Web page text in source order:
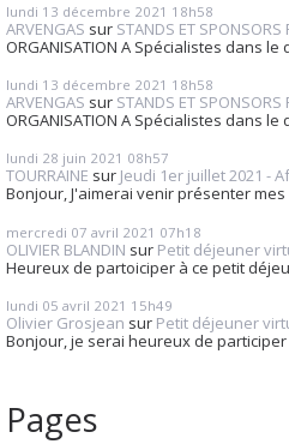
lundi 13 décembre 2021 18h58
ARVENGAS sur STANDS ET SPONSORS
ORGANISATION A Spécialistes dans
lundi 13 décembre 2021 18h58
ARVENGAS sur STANDS ET SPONSORS
ORGANISATION A Spécialistes dans
lundi 28 juin 2021 08h57
TOURRAINE sur Jeudi 1er juillet 2021 -
Bonjour, J'aimerai venir présenter mes
mercredi 07 avril 2021 07h18
OLIVIER BLANDIN sur Petit déjeuner
Heureux de partoiciper à ce petit
lundi 05 avril 2021 15h49
Olivier Grosjean sur Petit déjeuner
Bonjour, je serai heureux de
Pages